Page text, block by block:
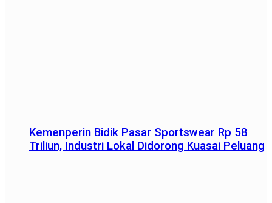
Kemenperin Bidik Pasar Sportswear Rp 58
Triliun, Industri Lokal Didorong Kuasai Peluang